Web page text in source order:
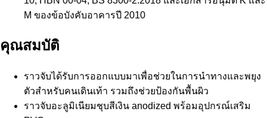
M ของข้อบังคับอาคารปี 2010
คุณสมบัติ
ราวจับได้รับการออกแบบมาเพื่อช่วยในการนำทางและพยุง
ตัวสำหรับคนเดินเท้า รวมถึงช่วยป้องกันพื้นผิว
ราวจับอะลูมิเนียมชุบสีเงิน anodized พร้อมอุปกรณ์เสริม